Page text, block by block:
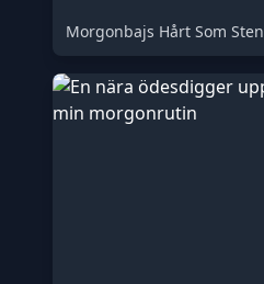
Morgonbajs Hårt Som Sten